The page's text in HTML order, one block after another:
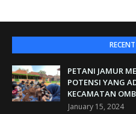
PETANI JAMUR
POTENSI YANG
KECAMATAN
January 15, 2024